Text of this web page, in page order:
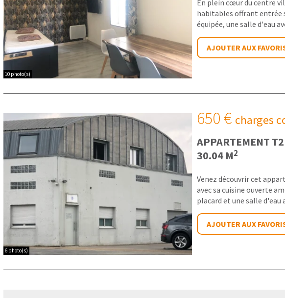
10 photo(s)
En plein cœur du centre
habitables offrant entrée
équipée, une salle d'eau
AJOUTER AUX
6 photo(s)
650 € charges
APPARTEMENT
30.04 M2
Venez découvrir cet
avec sa cuisine ouverte
placard et une salle d'eau
AJOUTER AUX